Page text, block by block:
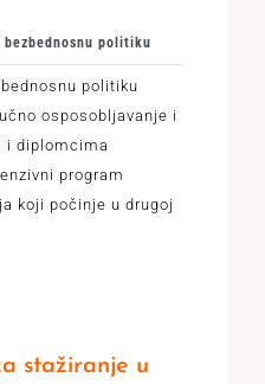
politiku
politiku
osposobljavanje i
i diplomcima
program
koji počinje u drugoj
stažiranje u